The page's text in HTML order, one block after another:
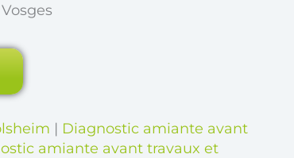
| Diagnostic amiante avant
amiante avant travaux et